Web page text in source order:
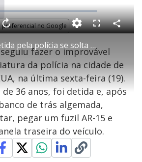
no Google
P
l
a
y
Mulher detida pela polícia se solta de algemas, pega fuzil e abre fogo pela janela da viatura nos EUA
A
a
n
ç
a
1
s
e
u
n
o
s
F
s
c
e
n
C
o
i
l
h
a
fazer o improvável
da polícia na cidade de
na última sexta-feira (19).
de 36 anos, foi detida e, após
de trás algemada,
pegar um fuzil AR-15 e
traseira do veículo.